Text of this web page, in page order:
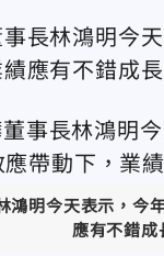
長林鴻明今
應有不錯成長
鴻明今天表示，今
應有不錯成